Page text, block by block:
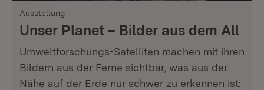
Ausstellung
Unser Planet – Bilder aus dem All
Umweltforschungs-Satelliten machen mit ihren
Bildern aus der Ferne sichtbar, was aus der
Nähe auf der Erde nur schwer zu erkennen ist: